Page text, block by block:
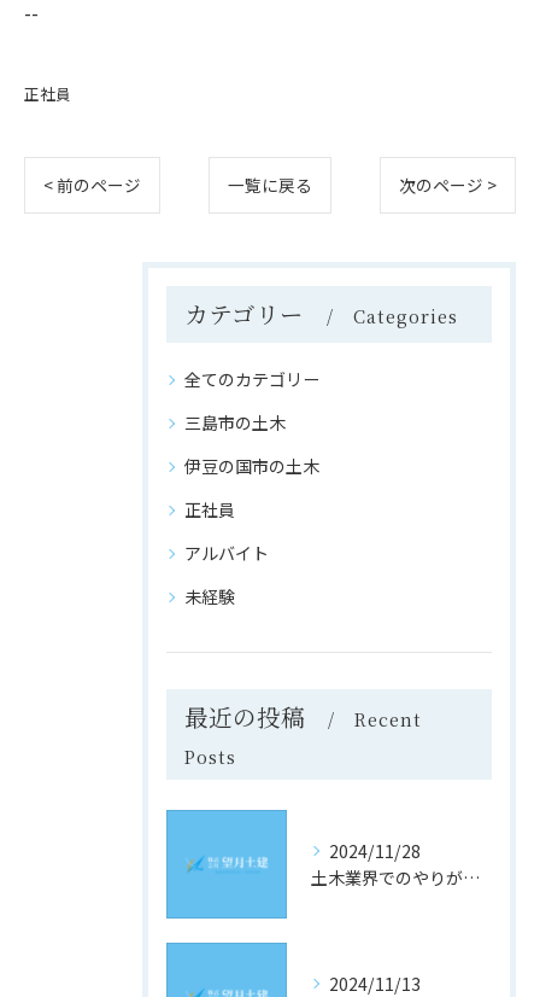
--
正社員
< 前のページ 一覧に戻る 次のページ >
カテゴリー Categories
全てのカテゴリー
三島市の土木
伊豆の国市の土木
正社員
アルバイト
未経験
最近の投稿
Recent
Posts
2024/11/28
土木業界でのやりがいと成長の道
2024/11/13